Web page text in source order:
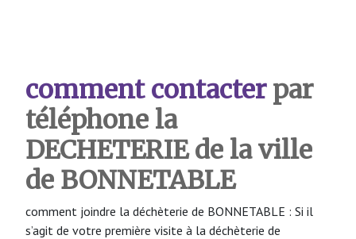
comment contacterpar
téléphone la
DECHETERIE de la ville
de BONNETABLE
comment joindre la déchèterie de BONNETABLE : Si il
s’agit de votre première visite à la déchèterie de